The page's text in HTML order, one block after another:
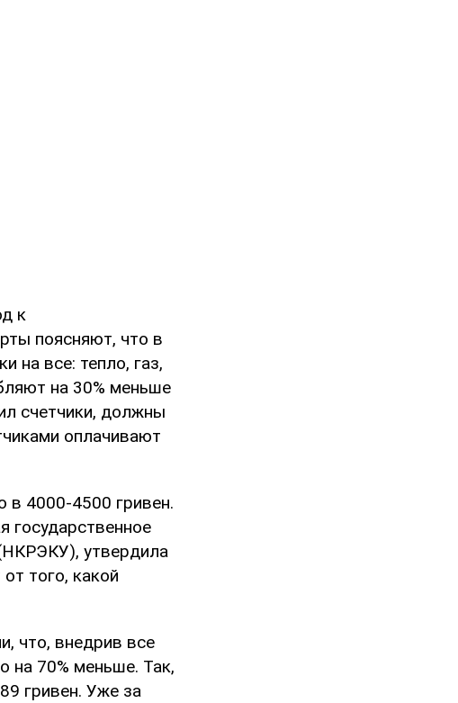
к
поясняют, что в
на все: тепло, газ,
на 30% меньше
счетчики, должны
оплачивают
в 4000-4500 гривен.
государственное
утвердила
того, какой
что, внедрив все
на 70% меньше. Так,
гривен. Уже за